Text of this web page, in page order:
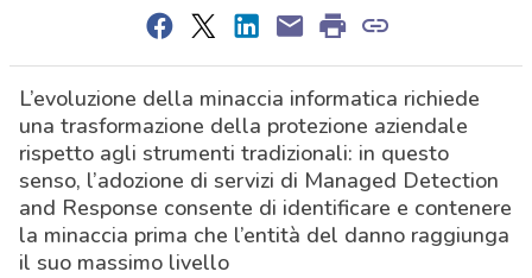
L’evoluzione della minaccia informatica richiede
una trasformazione della protezione aziendale
rispetto agli strumenti tradizionali: in questo
senso, l’adozione di servizi di Managed Detection
and Response consente di identificare e contenere
la minaccia prima che l’entità del danno raggiunga
il suo massimo livello